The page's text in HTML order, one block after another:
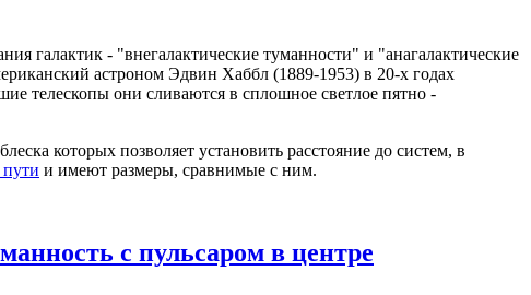
галактик - "внегалактические туманности" и "анагалактические
астроном Эдвин Хаббл (1889-1953) в 20-х годах
телескопы они сливаются в сплошное светлое пятно -
которых позволяет установить расстояние до систем, в
и имеют размеры, сравнимые с ним.
с пульсаром в центре